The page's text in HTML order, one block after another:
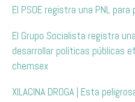
El PSOE registra una PNL
El Grupo Socialista registra
desarrollar políticas públicas
chemsex
XILACINA DROGA | Esta